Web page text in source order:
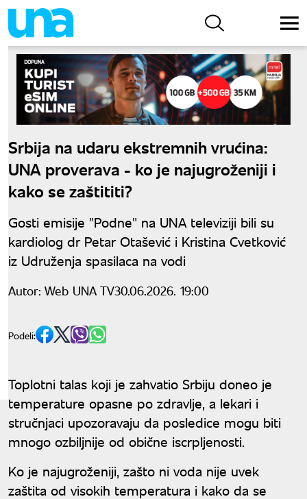
Srbija na udaru ekstremnih vrućina:
UNA proverava - ko je najugroženiji i
kako se zaštititi?
Gosti emisije "Podne" na UNA televiziji bili su
kardiolog dr Petar Otašević i Kristina Cvetković
iz Udruženja spasilaca na vodi
Autor: Web UNA TV30.06.2026. 19:00
Podeli:
Toplotni talas koji je zahvatio Srbiju doneo je
temperature opasne po zdravlje, a lekari i
stručnjaci upozoravaju da posledice mogu biti
mnogo ozbiljnije od obične iscrpljenosti.
Ko je najugroženiji, zašto ni voda nije uvek
zaštita od visokih temperatura i kako da se